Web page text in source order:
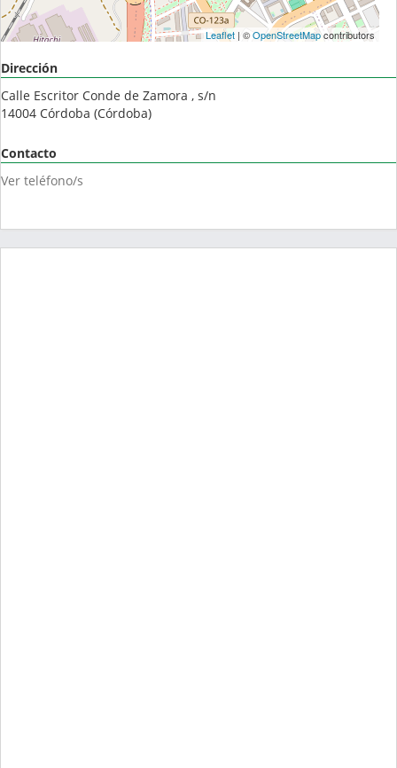
Leaflet| ©OpenStreetMapcontributors
Dirección
Calle Escritor Conde de Zamora , s/n
14004 Córdoba (Córdoba)
Contacto
Ver teléfono/s